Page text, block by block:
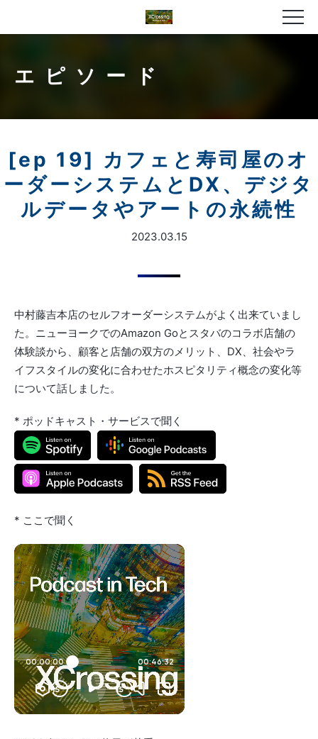
エピソード
[ep 19] カフェと寿司屋のオ
ーダーシステムとDX、デジタ
ルデータやアートの永続性
2023.03.15
中村藤吉本店のセルフオーダーシステムがよく出来ていまし
た。ニューヨークでのAmazon Goとスタバのコラボ店舗の
体験談から、顧客と店舗の双方のメリット、DX、社会やラ
イフスタイルの変化に合わせたホスピタリティ概念の変化等
について話しました。
* ポッドキャスト・サービスで聞く
* ここで聞く